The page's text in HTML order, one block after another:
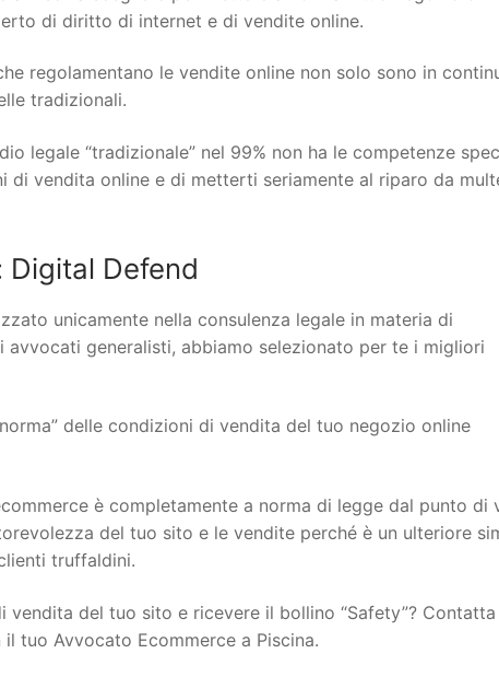
di diritto di internet e di vendite online.
regolamentano le vendite online non solo sono in
tradizionali.
legale “tradizionale” nel 99% non ha le competenze
vendita online e di metterti seriamente al riparo da
Digital Defend
unicamente nella consulenza legale in materia di
generalisti, abbiamo selezionato per te i migliori
delle condizioni di vendita del tuo negozio online
è completamente a norma di legge dal punto di
del tuo sito e le vendite perché è un ulteriore
truffaldini.
del tuo sito e ricevere il bollino “Safety”? Contatta
tuo Avvocato Ecommerce a Piscina.